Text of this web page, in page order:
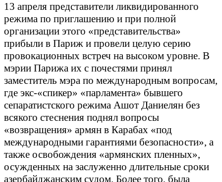
13 апреля представители ликвидированного
режима по приглашению и при полной
организации этого «представительства»
прибыли в Париж и провели целую серию
провокационных встреч на высоком уровне. В
мэрии Парижа их с почестями принял
заместитель мэра по международным вопросам,
где экс-«спикер» «парламента» бывшего
сепаратистского режима Ашот Даниелян без
всякого стеснения поднял вопросы
«возвращения» армян в Карабах «под
международными гарантиями безопасности», а
также освобождения «армянских пленных»,
осужденных на заслуженно длительные сроки
азербайджанским судом. Более того, была